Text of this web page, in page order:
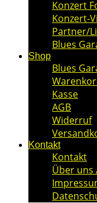
Konzert
Konzert-
Partner/
Blues
Shop
Blues
Kasse
AGB
Widerruf
Kontakt
Kontakt
Über